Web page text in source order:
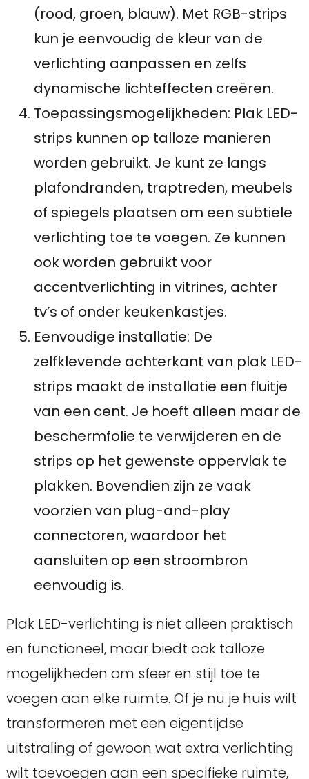
(rood, groen, blauw). Met RGB-strips
kun je eenvoudig de kleur van de
verlichting aanpassen en zelfs
dynamische lichteffecten creëren.
Toepassingsmogelijkheden: Plak LED-
strips kunnen op talloze manieren
worden gebruikt. Je kunt ze langs
plafondranden, traptreden, meubels
of spiegels plaatsen om een subtiele
verlichting toe te voegen. Ze kunnen
ook worden gebruikt voor
accentverlichting in vitrines, achter
tv’s of onder keukenkastjes.
Eenvoudige installatie: De
zelfklevende achterkant van plak LED-
strips maakt de installatie een fluitje
van een cent. Je hoeft alleen maar de
beschermfolie te verwijderen en de
strips op het gewenste oppervlak te
plakken. Bovendien zijn ze vaak
voorzien van plug-and-play
connectoren, waardoor het
aansluiten op een stroombron
eenvoudig is.
Plak LED-verlichting is niet alleen praktisch
en functioneel, maar biedt ook talloze
mogelijkheden om sfeer en stijl toe te
voegen aan elke ruimte. Of je nu je huis wilt
transformeren met een eigentijdse
uitstraling of gewoon wat extra verlichting
wilt toevoegen aan een specifieke ruimte,